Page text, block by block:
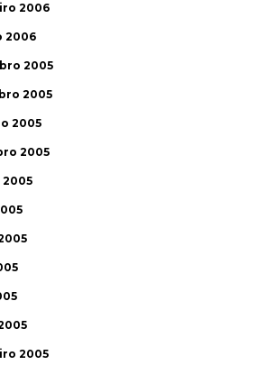
2006
2006
2005
2005
2005
2005
2005